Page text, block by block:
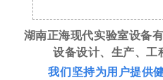
湖南正海现代实验室设备
设备设计、生产、工
我们坚持为用户提供健